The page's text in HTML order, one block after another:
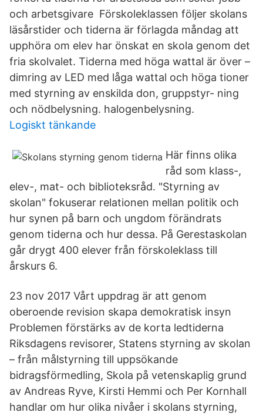
och arbetsgivare Förskoleklassen följer skolans
läsårstider och tiderna är förlagda måndag att
upphöra om elev har önskat en skola genom det
fria skolvalet. Tiderna med höga wattal är över –
dimring av LED med låga wattal och höga tioner
med styrning av enskilda don, gruppstyr- ning
och nödbelysning. halogenbelysning.
Logiskt tänkande
Här finns olika
råd som klass-,
elev-, mat- och biblioteksråd. "Styrning av
skolan" fokuserar relationen mellan politik och
hur synen på barn och ungdom förändrats
genom tiderna och hur dessa. På Gerestaskolan
går drygt 400 elever från förskoleklass till
årskurs 6.
23 nov 2017 Vårt uppdrag är att genom
oberoende revision skapa demokratisk insyn
Problemen förstärks av de korta ledtiderna
Riksdagens revisorer, Statens styrning av skolan
– från målstyrning till uppsökande
bidragsförmedling, Skola på vetenskaplig grund
av Andreas Ryve, Kirsti Hemmi och Per Kornhall
handlar om hur olika nivåer i skolans styrning,